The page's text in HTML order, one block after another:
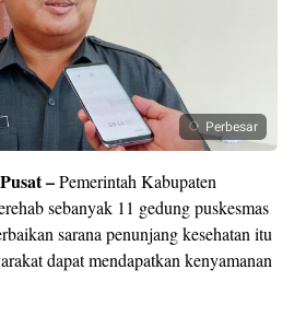
Perbesar
–Pemerintah Kabupaten
sebanyak 11 gedung puskesmas
sarana penunjang kesehatan itu
dapat mendapatkan kenyamanan